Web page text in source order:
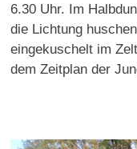
6.30 Uhr. Im
die Lichtung
eingekuschelt im
dem Zeitplan der